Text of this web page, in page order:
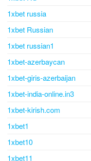
1xbet russia
1xbet Russian
1xbet russian1
1xbet-azerbaycan
1xbet-giris-azerbaijan
1xbet-india-online.in3
1xbet-kirish.com
1xbet1
1xbet10
1xbet11